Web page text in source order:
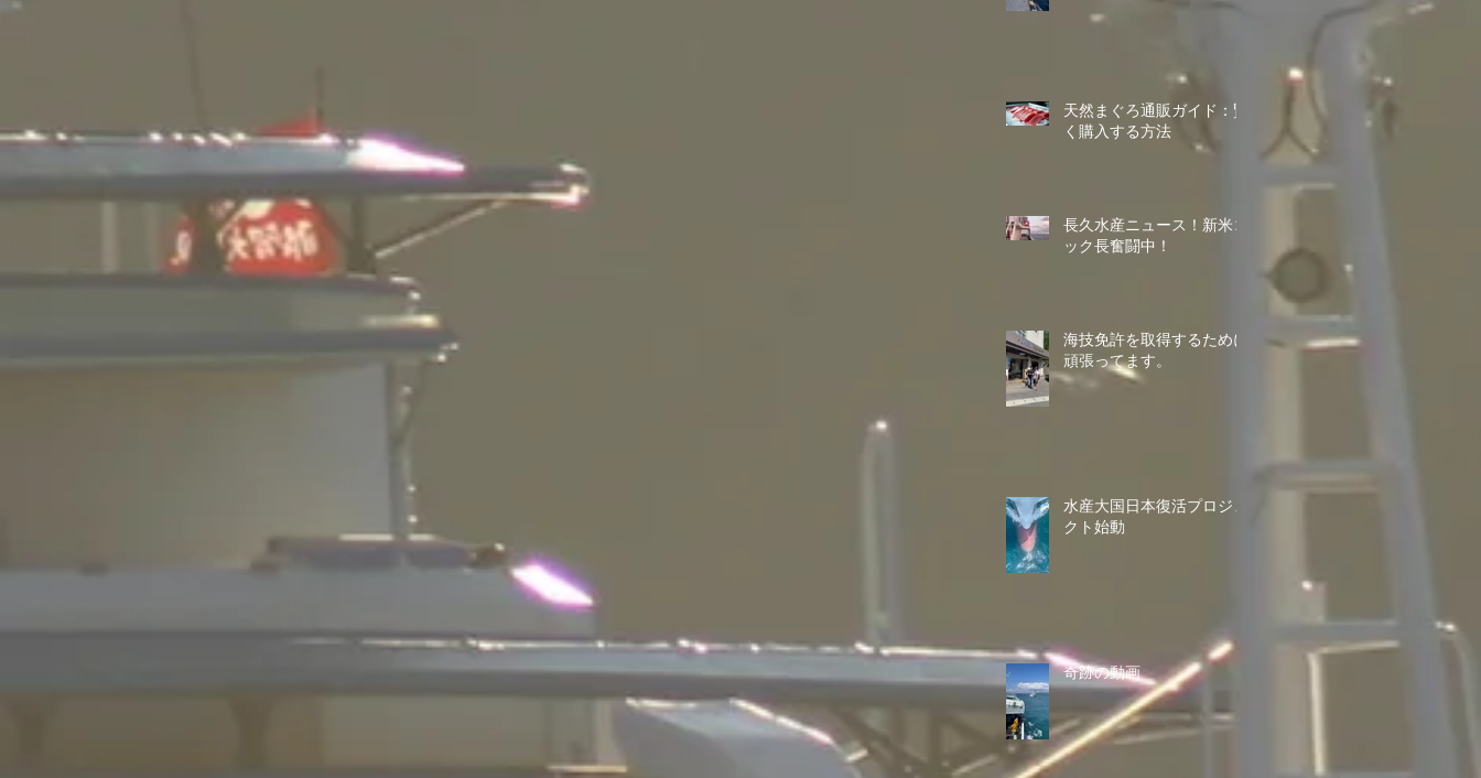
天然まぐろ通販ガイド：賢
く購入する方法
長久水産ニュース！新米コ
ック長奮闘中！
海技免許を取得するために
頑張ってます。
水産大国日本復活プロジェ
クト始動
奇跡の動画